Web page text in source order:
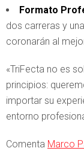
Formato
dos carreras y
coronarán al
«TriFecta no es
principios:
importar su
entorno
Comenta Marco